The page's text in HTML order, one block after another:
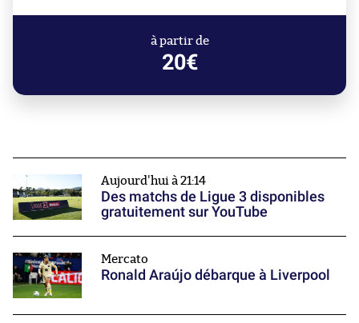
à partir de
20€
Aujourd'hui à 21:14
Des matchs de Ligue 3 disponibles
gratuitement sur YouTube
Mercato
Ronald Araújo débarque à Liverpool